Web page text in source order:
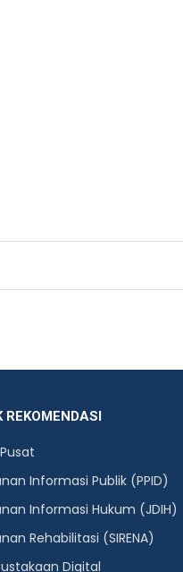
REKOMENDASI
Informasi Publik (PPID)
Informasi Hukum (JDIH)
Rehabilitasi (SIRENA)
Digital